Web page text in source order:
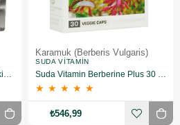
İmuneks GeLiPthin-1 Micro Bitkisel Kapsül 120 Adet
Karamuk (Berberis Vulgaris)
SUDA VITAMIN
Suda Vitamin Berberine Plus 30 Kapsül
★ ★ ★ ★ ★
₺546,99